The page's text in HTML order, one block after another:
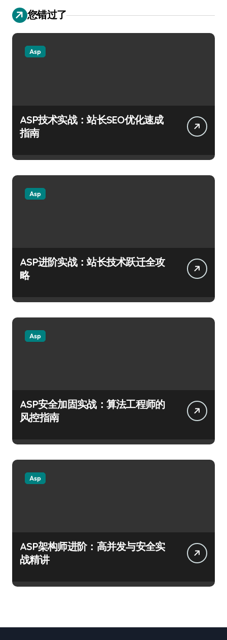
您错过了
Asp
ASP技术实战：站长SEO优化速成
指南
Asp
ASP进阶实战：站长技术跃迁全攻
略
Asp
ASP安全加固实战：算法工程师的
风控指南
Asp
ASP架构师进阶：高并发与安全实
战精讲